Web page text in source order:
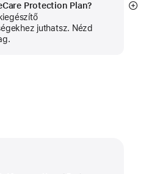
Protection Plan?
juthatsz. Nézd